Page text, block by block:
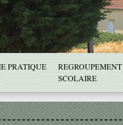
PRATIQUE
REGROUPEMENT
SCOLAIRE